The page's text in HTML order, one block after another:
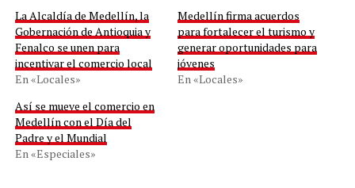
La Alcaldía de Medellín, la
Gobernación de Antioquia y
Fenalco se unen para
incentivar el comercio local
En «Locales»
Medellín firma acuerdos
para fortalecer el turismo y
generar oportunidades para
jóvenes
En «Locales»
Así se mueve el comercio en
Medellín con el Día del
Padre y el Mundial
En «Especiales»